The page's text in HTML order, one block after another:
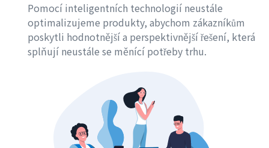
Pomocí inteligentních technologií neustále
optimalizujeme produkty, abychom zákazníkům
poskytli hodnotnější a perspektivnější řešení, která
splňují neustále se měnící potřeby trhu.